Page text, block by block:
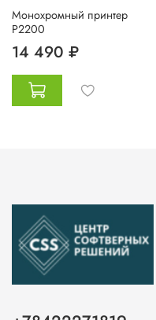
Монохромный принтер
P2200
14 490 ₽